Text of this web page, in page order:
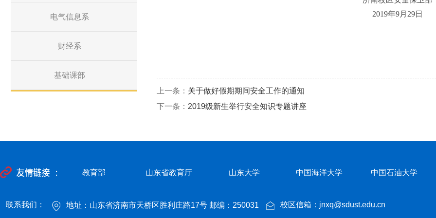
电气信息系
财经系
基础课部
2019年9月29日
上一条： 关于做好假期期间安全工作的通知
下一条： 2019级新生举行安全知识专题讲座
教育部 山东省教育厅 山东大学 中国海洋大学 中国石油大学
联系我们： 地址：山东省济南市天桥区胜利庄路17号 邮编：250031 校区信箱：jnxq@sdust.edu.cn